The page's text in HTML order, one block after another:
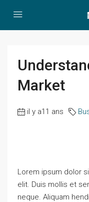
Market
il y a11 ans
Lorem ipsum dolor
elit. Duis mollis et
neque. Aliquam